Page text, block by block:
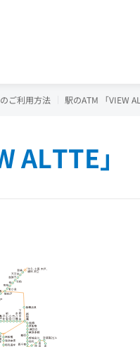
ご利用方法 駅のATM 「VIEW
ALTTE」